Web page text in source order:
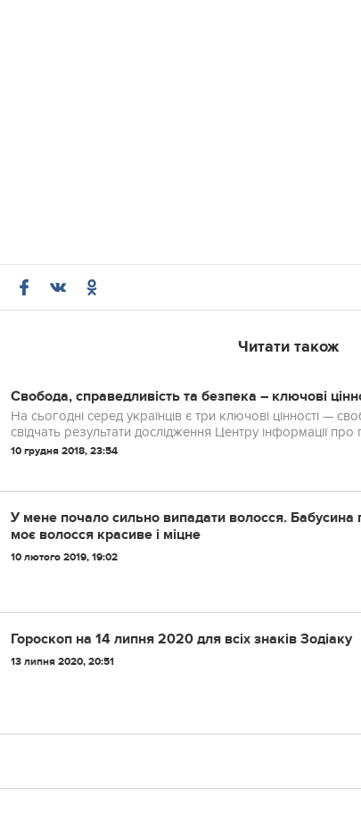
Читати також
Свобода, справедливість та безпека – ключові
На сьогодні серед українців є три ключові цінності —
свідчать результати дослідження Центру інформації
10 грудня 2018, 23:54
У мене почало сильно випадати волосся.
моє волосся красиве і міцне
10 лютого 2019, 19:02
Гороскоп на 14 липня 2020 для всіх знаків Зодіаку
13 липня 2020, 20:51